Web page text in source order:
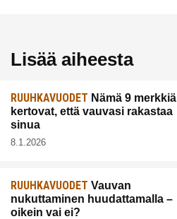
Lisää aiheesta
RUUHKAVUODET Nämä 9 merkkiä
kertovat, että vauvasi rakastaa
sinua
8.1.2026
RUUHKAVUODET Vauvan
nukuttaminen huudattamalla –
oikein vai ei?